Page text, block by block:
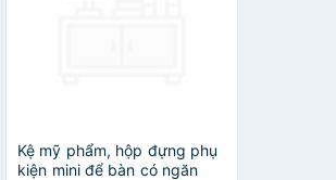
Kệ mỹ phẩm, hộp đựng phụ
kiện mini để bàn có ngăn